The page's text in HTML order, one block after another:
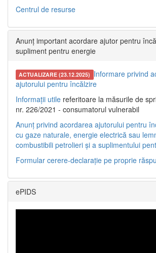
Centrul de resurse
Anunț important acordare ajutor pentru
supliment pentru energie
ACTUALIZARE (23.12.2025) Informare privind
ajutorului pentru încălzire
Informații utile referitoare la măsurile de
nr. 226/2021 - consumatorul vulnerabil
Anunț privind acordarea ajutorului pentru
cu gaze naturale, energie electrică sau
combustibili petrolieri și a suplimentului
Formular cerere-declarație pe proprie
ePIDS